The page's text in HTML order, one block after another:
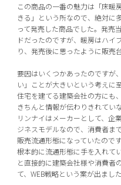
この商品の一番の魅力は「床暖
きる」という所なので、絶対に
って発売した商品でした。発売
ドだったのですが、暖房はハイ
り、発売後に思ったように販売
要因はいくつかあったのですが
い」ことが大きいという考えに
住宅を建てる建築会社の方にも
きちんと情報が伝わりきれてい
リンナイはメーカーとして、企
ジネスモデルなので、消費者ま
販売流通形態になっていたのです
根本的に流通形態に手を入れて
と直接的に建築会社様や消費者
て、WEB戦略という案が出ました